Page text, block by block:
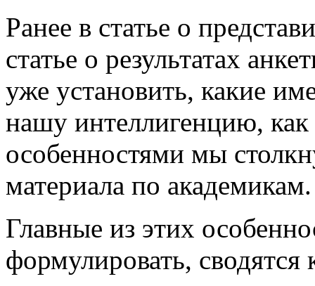
Ранее в статье о
статье о результатах
уже установить, какие
нашу интеллигенцию,
особенностями мы
материала по академикам.
Главные из этих
формулировать,